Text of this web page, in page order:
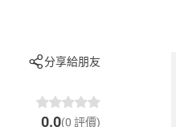
分享給朋友
0.0(0 評價)